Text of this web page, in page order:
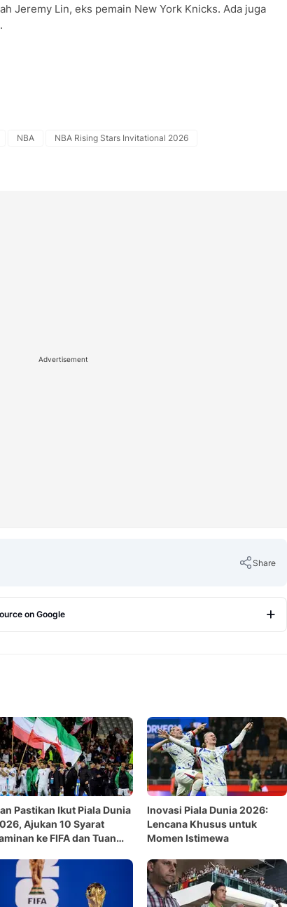
Jeremy Lin, eks pemain New York Knicks. Ada juga
NBA
NBA Rising Stars Invitational 2026
Advertisement
Share
on Google
Pastikan Ikut Piala Dunia
Ajukan 10 Syarat
ke FIFA dan Tuan
Inovasi Piala Dunia 2026:
Lencana Khusus untuk
Momen Istimewa